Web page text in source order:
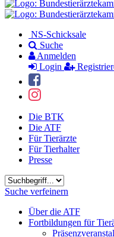
NS-Schicksale
Suche
Anmelden
Login
Die BTK
Die ATF
Für Tierärzte
Für Tierhalter
Presse
Suchbegriff
Suche verfeinern
Über die ATF
Fortbildungen für